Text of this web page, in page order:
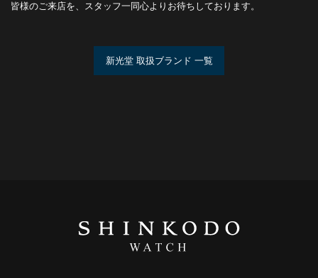
皆様のご来店を、スタッフ一同心よりお待ちしております。
新光堂 取扱ブランド 一覧